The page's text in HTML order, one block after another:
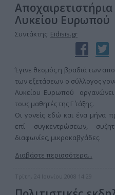
Λυκείου Ευρωπού
Συντάκτης: Eidisis.gr
Έγινε θεσμός η βραδιά των
των εξετάσεων ο σύλλογος
Λυκείου Ευρωπού οργανώνει
τους μαθητές της Γ΄ τάξης.
Οι γονείς εδώ και ένα μήνα
επί συγκεντρώσεων,
διαφωνίες, μικροκαβγάδες.
Διαβάστε περισσότερα...
Τρίτη, 24 Ιουνίου 2008 14:29